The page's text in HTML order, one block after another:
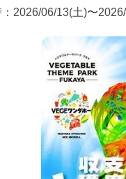
：2026/06/13(土)〜